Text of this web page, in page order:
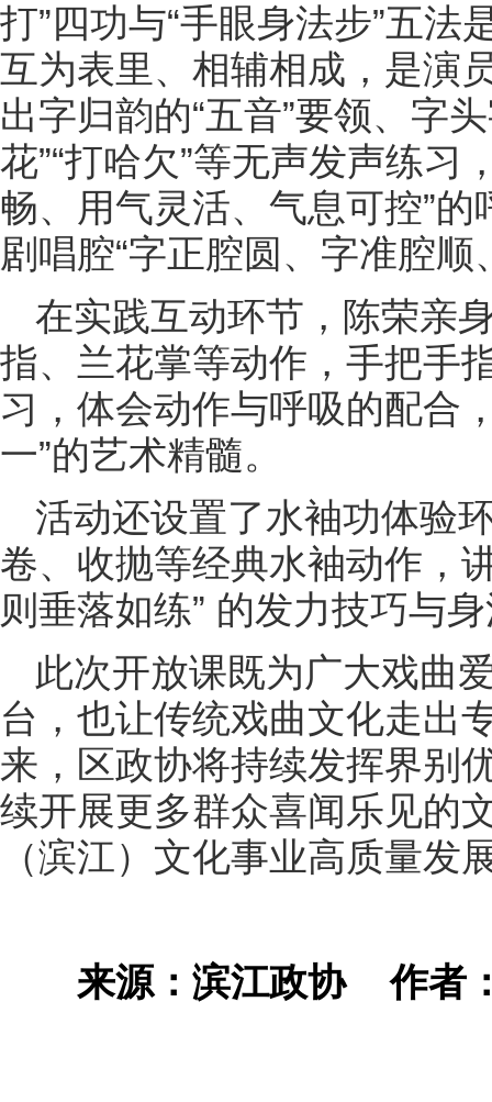
打”四功与“手眼身法步”五
互为表里、相辅相成，是演
出字归韵的“五音”要领、字
花”“打哈欠”等无声发声练习
畅、用气灵活、气息可控”
剧唱腔“字正腔圆、字准腔
在实践互动环节，陈荣亲
指、兰花掌等动作，手把手
习，体会动作与呼吸的配合
一”的艺术精髓。
活动还设置了水袖功体验
卷、收抛等经典水袖动作，
则垂落如练” 的发力技巧与
此次开放课既为广大戏曲
台，也让传统戏曲文化走出
来，区政协将持续发挥界别
续开展更多群众喜闻乐见的
（滨江）文化事业高质量发
来源：滨江政协作者